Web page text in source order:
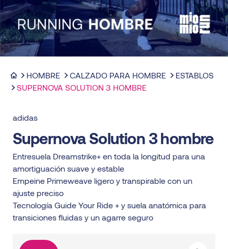
HOMBRE CALZADO PARA HOMBRE
ESTABLOS
SUPERNOVA SOLUTION 3 HOMBRE
adidas
Supernova Solution 3 hombre
Entresuela Dreamstrike+ en toda la longitud para una
amortiguación suave y estable
Empeine Primeweave ligero y transpirable con un
ajuste preciso
Tecnología Guide Your Ride + y suela anatómica para
transiciones fluidas y un agarre seguro